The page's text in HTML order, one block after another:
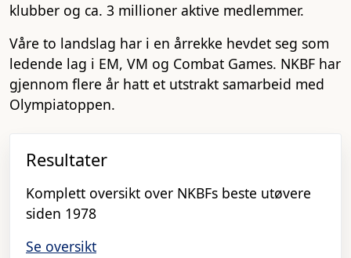
klubber og ca. 3 millioner aktive medlemmer.
Våre to landslag har i en årrekke hevdet seg som
ledende lag i EM, VM og Combat Games. NKBF har
gjennom flere år hatt et utstrakt samarbeid med
Olympiatoppen.
Resultater
Komplett oversikt over NKBFs beste utøvere
siden 1978
Se oversikt